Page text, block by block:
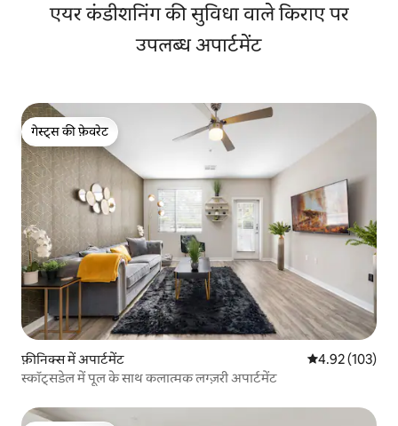
एयर कंडीशनिंग की सुविधा वाले किराए पर
उपलब्ध अपार्टमेंट
गेस्ट्स की फ़ेवरेट
गेस्ट्स की फ़ेवरेट
फ़ीनिक्स में अपार्टमेंट औसत रेटिंग 5 में से
4.92 (103)
स्कॉट्सडेल में पूल के साथ कलात्मक लग्ज़री अपार्टमेंट